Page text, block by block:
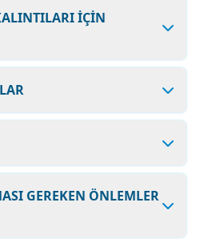
İÇİN
GEREKEN ÖNLEMLER